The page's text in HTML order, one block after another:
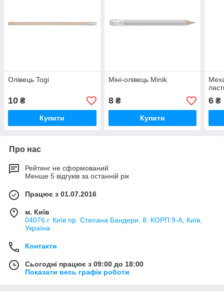
Олівець Togi
10 ₴
Купити
Міні-олівець Minik
8₴
Купити
6 ₴
Про нас
Рейтинг не сформований
Менше 5 відгуків за останній рік
Працює з 01.07.2016
м. Київ
04076 г. Київ пр. Степана Бандери, 8. КОРП.9-А, Київ,
Україна
Контакти
Сьогодні працює з 09:00 до 18:00
Показати весь графік роботи